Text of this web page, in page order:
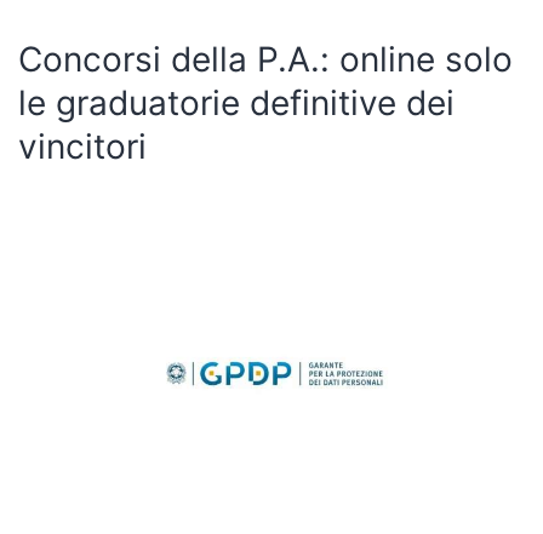
Concorsi della P.A.: online solo
le graduatorie definitive dei
vincitori